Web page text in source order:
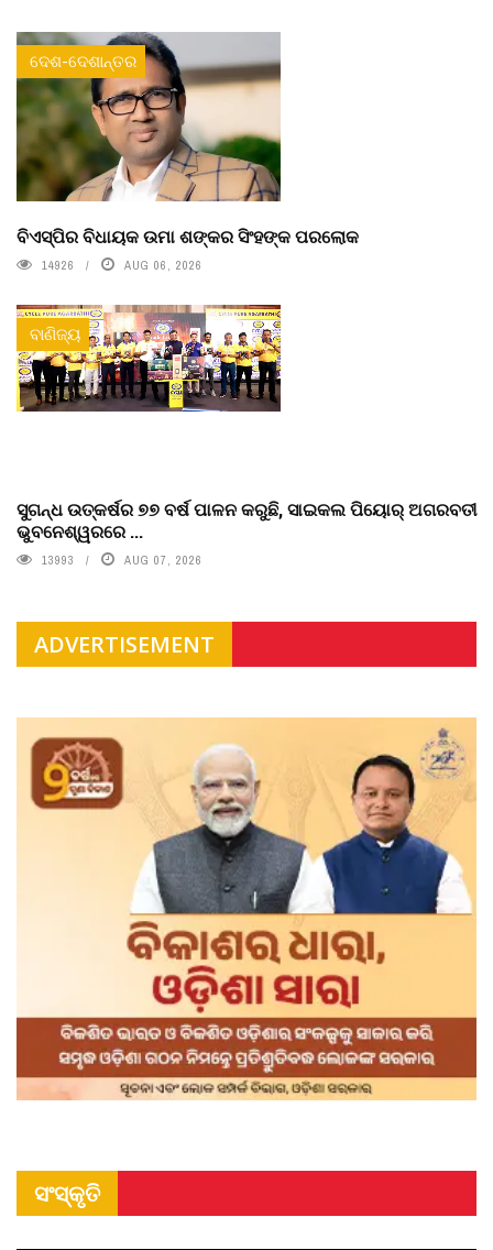
ଦେଶ-ଦେଶାନ୍ତର
ବିଏସ୍‌ପିର ବିଧାୟକ ଉମା ଶଙ୍କର ସିଂହଙ୍କ ପରଲୋକ
14926 AUG 06, 2026
ବାଣିଜ୍ୟ
ସୁଗନ୍ଧ ଉତ୍କର୍ଷର ୭୭ ବର୍ଷ ପାଳନ କରୁଛି, ସାଇକଲ ପିୟୋର୍‌ ଅଗରବତୀ
ଭୁବନେଶ୍ୱରରେ ...
13993 AUG 07, 2026
ADVERTISEMENT
ସଂସ୍କୃତି